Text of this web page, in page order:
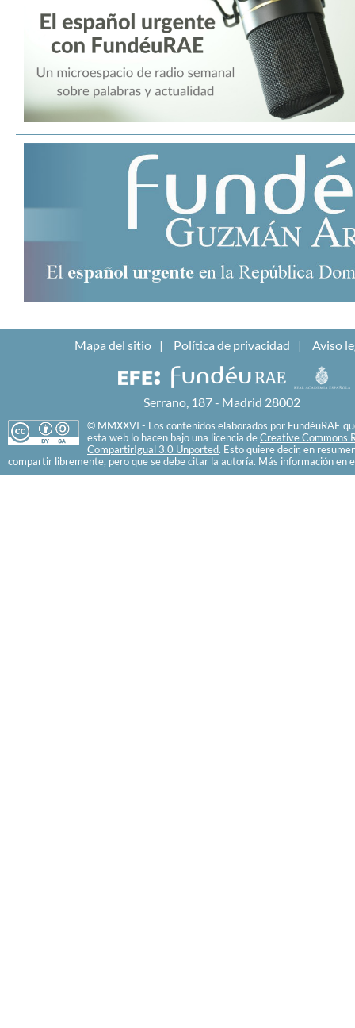
Mapa del sitio Política de privacidad Aviso
Serrano, 187 - Madrid 28002
© MMXXVI - Los contenidos elaborados por FundéuRAE
esta web lo hacen bajo una licencia de Creative Commons
CompartirIgual 3.0 Unported. Esto quiere decir, en
compartir libremente, pero que se debe citar la autoría. Más información en